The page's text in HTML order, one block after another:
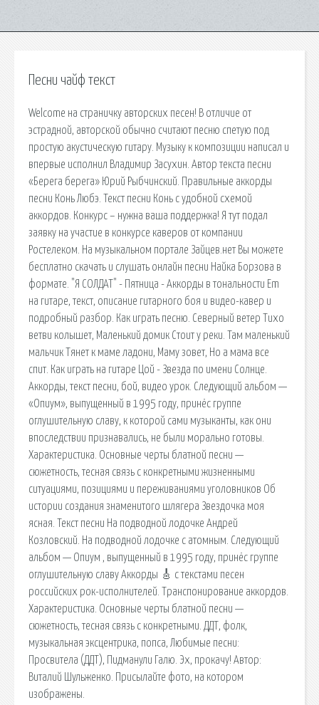
Песни чайф текст
Welcome на страничку авторских песен! В отличие от
эстрадной, авторской обычно считают песню спетую под
простую акустическую гитару. Музыку к композиции написал и
впервые исполнил Владимир Засухин. Автор текста песни
«Берега берега» Юрий Рыбчинский. Правильные аккорды
песни Конь Любэ. Текст песни Конь с удобной схемой
аккордов. Конкурс – нужна ваша поддержка! Я тут подал
заявку на участие в конкурсе каверов от компании
Ростелеком. На музыкальном портале Зайцев.нет Вы можете
бесплатно скачать и слушать онлайн песни Найка Борзова в
формате. "Я СОЛДАТ" - Пятница - Аккорды в тональности Em
на гитаре, текст, описание гитарного боя и видео-кавер и
подробный разбор. Как играть песню. Северный ветер Тихо
ветви колышет, Маленький домик Стоит у реки. Там маленький
мальчик Тянет к маме ладони, Маму зовет, Но а мама все
спит. Как играть на гитаре Цой - Звезда по имени Солнце.
Аккорды, текст песни, бой, видео урок. Следующий альбом —
«Опиум», выпущенный в 1995 году, принёс группе
оглушительную славу, к которой сами музыканты, как они
впоследствии признавались, не были морально готовы.
Характеристика. Основные черты блатной песни —
сюжетность, тесная связь с конкретными жизненными
ситуациями, позициями и переживаниями уголовников Об
истории создания знаменитого шлягера Звездочка моя
ясная. Текст песни На подводной лодочке Андрей
Козловский. На подводной лодочке с атомным. Следующий
альбом — Опиум , выпущенный в 1995 году, принёс группе
оглушительную славу Аккорды 🎸 с текстами песен
российских рок-исполнителей. Транспонирование аккордов.
Характеристика. Основные черты блатной песни —
сюжетность, тесная связь с конкретными. ДДТ, фолк,
музыкальная эксцентрика, попса, Любимые песни:
Просвитела (ДДТ), Пидманули Галю. Эх, прокачу! Автор:
Виталий Шульженко. Присылайте фото, на котором
изображены.